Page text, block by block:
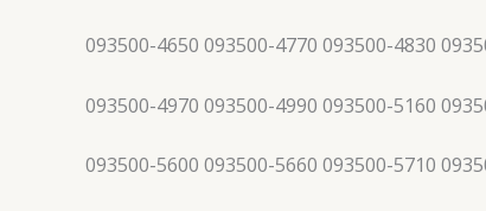
093500-4650 093500-4770 093500-4830
093500-4970 093500-4990 093500-5160
093500-5600 093500-5660 093500-5710